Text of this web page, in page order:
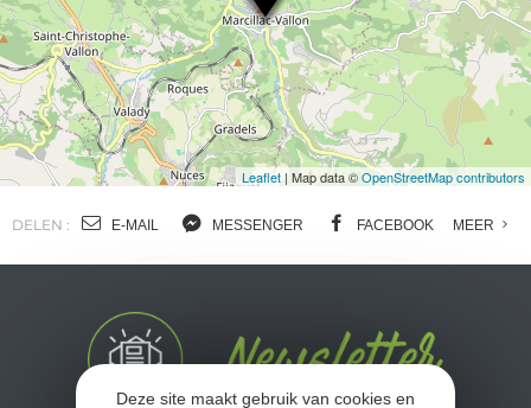
Leaflet | Map data ©OpenStreetMap contributors
DELEN : E-MAIL MESSENGER FACEBOOK MEER
Deze site maakt gebruik van cookies en